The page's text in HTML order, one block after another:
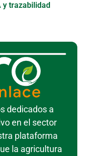
y trazabilidad
dedicados a
en el sector
plataforma
la agricultura